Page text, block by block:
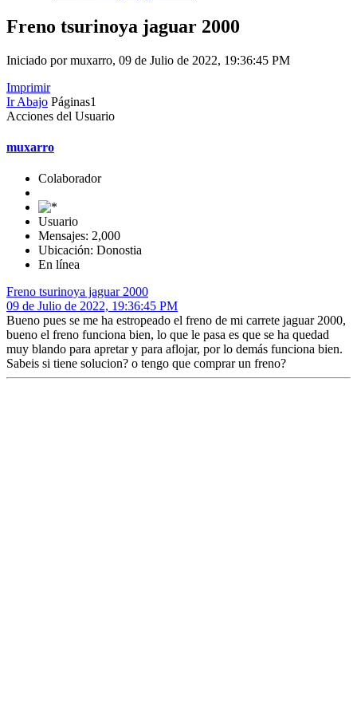
Freno tsurinoya jaguar 2000
Iniciado por muxarro, 09 de Julio de 2022, 19:36:45 PM
Imprimir
Ir Abajo Páginas1
Acciones del Usuario
muxarro
Colaborador
Usuario
Mensajes: 2,000
Ubicación: Donostia
En línea
Freno tsurinoya jaguar 2000
09 de Julio de 2022, 19:36:45 PM
Bueno pues se me ha estropeado el freno de mi carrete jaguar 2000,
bueno el freno funciona bien, lo que le pasa es que se ha quedad
muy blando para apretar y para aflojar, por lo demás funciona bien.
Sabeis si tiene solucion? o tengo que comprar un freno?